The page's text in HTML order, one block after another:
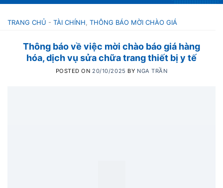
TRANG CHỦ - TÀI CHÍNH THÔNG BÁO MỜI CHÀO GIÁ
Thông báo về việc mời chào báo giá hàng
hóa, dịch vụ sửa chữa trang thiết bị y tế
POSTED ON20/10/2025 BY NGA TRẦN